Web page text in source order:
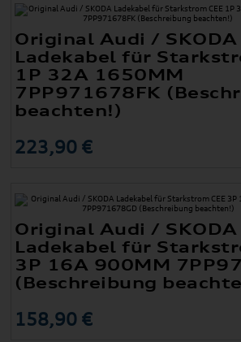
Original Audi / SKODA
Ladekabel für
1P 32A 1650MM
7PP971678FK
beachten!)
223,90 €
Original Audi / SKODA
Ladekabel für
3P 16A 900MM
(Beschreibung
158,90 €